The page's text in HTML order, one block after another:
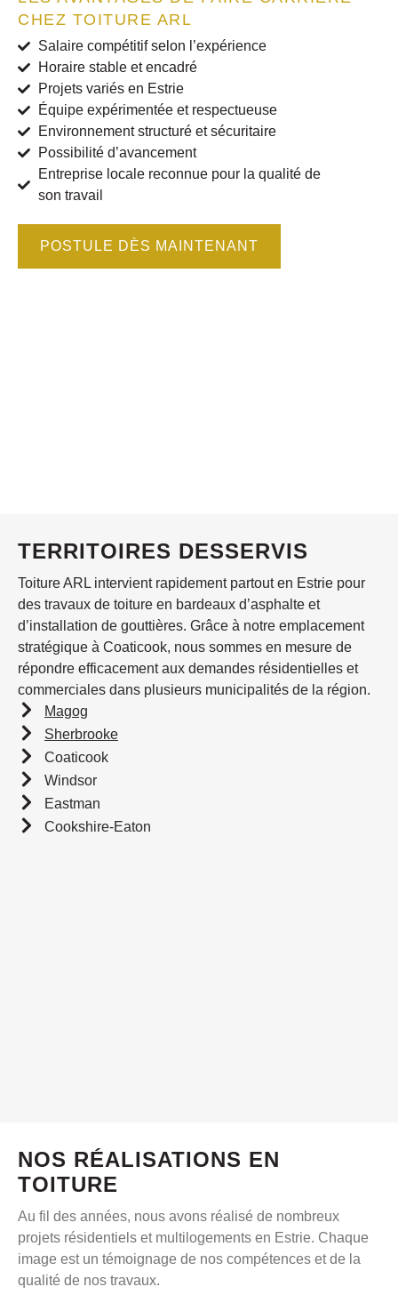
CHEZ TOITURE ARL
Salaire compétitif selon l’expérience
Horaire stable et encadré
Projets variés en Estrie
Équipe expérimentée et respectueuse
Environnement structuré et sécuritaire
Possibilité d’avancement
Entreprise locale reconnue pour la qualité de
son travail
POSTULE DÈS MAINTENANT
TERRITOIRES DESSERVIS
Toiture ARL intervient rapidement partout en Estrie pour
des travaux de toiture en bardeaux d’asphalte et
d’installation de gouttières. Grâce à notre emplacement
stratégique à Coaticook, nous sommes en mesure de
répondre efficacement aux demandes résidentielles et
commerciales dans plusieurs municipalités de la région.
Magog
Sherbrooke
Coaticook
Windsor
Eastman
Cookshire-Eaton
NOS RÉALISATIONS EN
TOITURE
Au fil des années, nous avons réalisé de nombreux
projets résidentiels et multilogements en Estrie. Chaque
image est un témoignage de nos compétences et de la
qualité de nos travaux.